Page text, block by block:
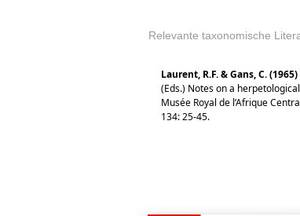
Relevante taxonomische
Laurent, R.F. & Gans, C. (1965)
(Eds.) Notes on a
Musée Royal de l’Afrique
134: 25-45.